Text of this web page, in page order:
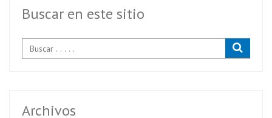
k p
Buscar en este sitio
Archivos